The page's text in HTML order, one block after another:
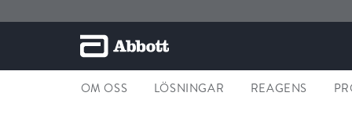
OM OSS LÖSNINGAR REAGENS